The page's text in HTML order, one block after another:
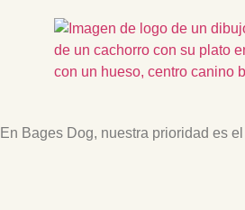
En Bages Dog, nuestra prioridad es